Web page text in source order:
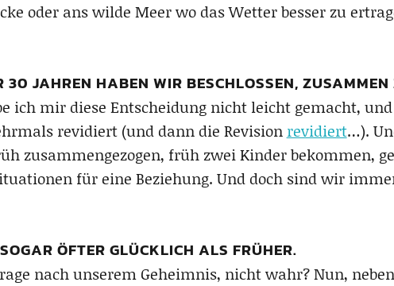
oder ans wilde Meer wo das Wetter besser zu
30 JAHREN HABEN WIR BESCHLOSSEN, ZUSAMMEN
ich mir diese Entscheidung nicht leicht gemacht,
revidiert (und dann die Revision revidiert…).
zusammengezogen, früh zwei Kinder bekommen,
für eine Beziehung. Und doch sind wir
ÖFTER GLÜCKLICH ALS FRÜHER.
nach unserem Geheimnis, nicht wahr? Nun,